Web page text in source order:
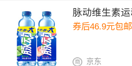
脉动维生素
券后46.9元包邮
京东